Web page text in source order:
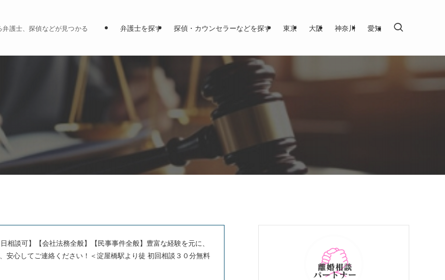
護士、探偵などが見つかる 弁護士を探す 探偵・カウンセラーなどを探す 東京 大阪 神奈川 愛知
談可】【会社法務全般】【民事事件全般】豊富な経験を元に、
安心してご連絡ください！＜淀屋橋駅より徒 初回相談３０分無料